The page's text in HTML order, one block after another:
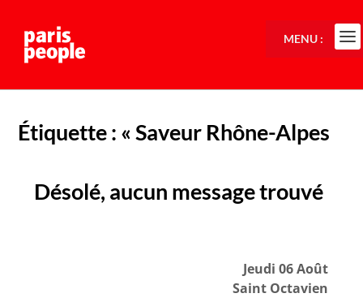
Étiquette : « Saveur Rhône-Alpes
Désolé, aucun message trouvé
Jeudi 06 Août
Saint Octavien
MENU :